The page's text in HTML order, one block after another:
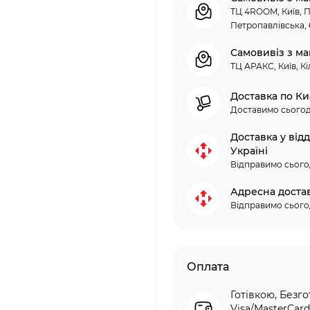
ТЦ 4ROOM, Київ,
Петропавлівська,
Самовивіз з
ТЦ АРАКС, Київ,
Доставка по
Доставимо
Доставка у
Україні
Відправимо
Адресна
Відправимо
Оплата
Готівкою,